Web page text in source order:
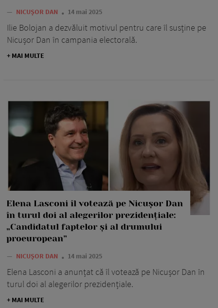
— NICUȘOR DAN 14 mai 2025
Ilie Bolojan a dezvăluit motivul pentru care îl susține pe
Nicușor Dan în campania electorală.
+ MAI MULTE
Elena Lasconi îl votează pe Nicușor Dan
în turul doi al alegerilor prezidențiale:
„Candidatul faptelor și al drumului
proeuropean”
— NICUȘOR DAN 14 mai 2025
Elena Lasconi a anunțat că îl votează pe Nicușor Dan în
turul doi al alegerilor prezidențiale.
+ MAI MULTE